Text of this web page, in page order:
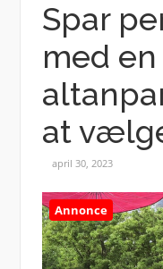
Spar
med en
at
april 30, 2023
Annonce